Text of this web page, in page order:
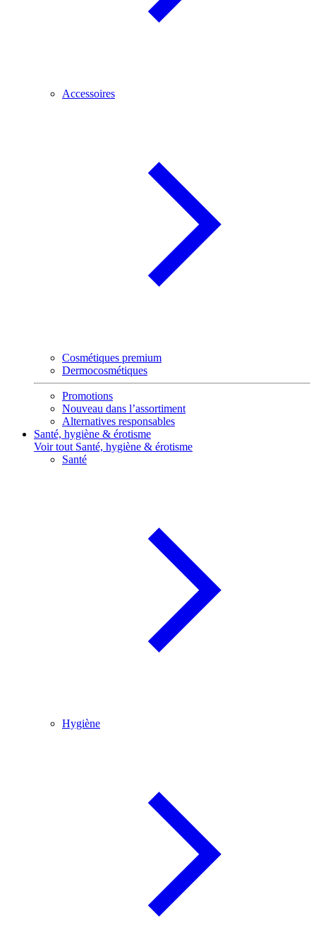
Accessoires
Cosmétiques premium
Dermocosmétiques
Promotions
Nouveau dans l’assortiment
Alternatives responsables
Santé, hygiène & érotisme
Voir tout Santé, hygiène & érotisme
Santé
Hygiène